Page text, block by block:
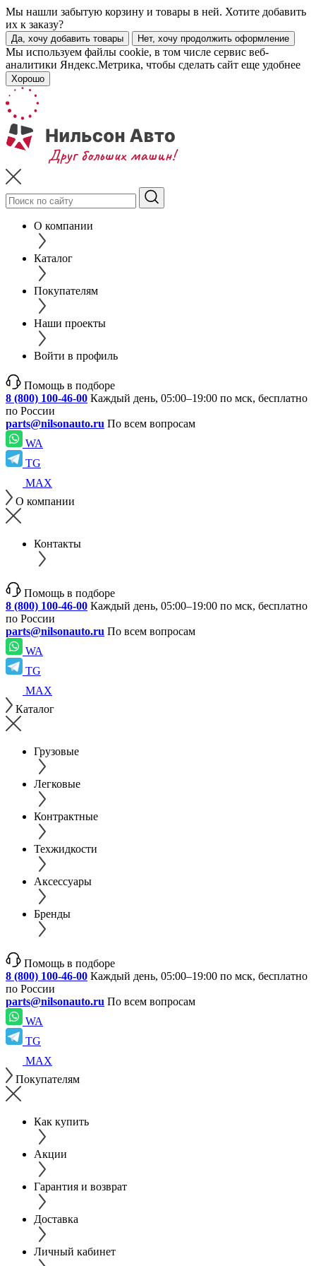
Мы нашли забытую корзину и товары в ней. Хотите добавить
их к заказу?
Да, хочу добавить товары Нет, хочу продолжить оформление
Мы используем файлы cookie, в том числе сервис веб-
аналитики Яндекс.Метрика, чтобы сделать сайт еще удобнее
Хорошо
О компании
Каталог
Покупателям
Наши проекты
Войти в профиль
Помощь в подборе
8 (800) 100-46-00 Каждый день, 05:00–19:00 по мск, бесплатно
по России
parts@nilsonauto.ru По всем вопросам
WA
TG
MAX
О компании
Контакты
Помощь в подборе
8 (800) 100-46-00 Каждый день, 05:00–19:00 по мск, бесплатно
по России
parts@nilsonauto.ru По всем вопросам
WA
TG
MAX
Каталог
Грузовые
Легковые
Контрактные
Техжидкости
Аксессуары
Бренды
Помощь в подборе
8 (800) 100-46-00 Каждый день, 05:00–19:00 по мск, бесплатно
по России
parts@nilsonauto.ru По всем вопросам
WA
TG
MAX
Покупателям
Как купить
Акции
Гарантия и возврат
Доставка
Личный кабинет